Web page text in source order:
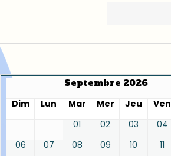
Septembre 2026
Dim
Lun Mar Mer Jeu Ven
01
02 03 04
06
07 08 09 10 11